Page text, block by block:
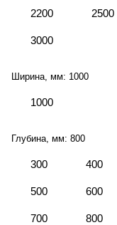
2200 2500
3000
Ширина, мм: 1000
1000
Глубина, мм: 800
300 400
500 600
700 800